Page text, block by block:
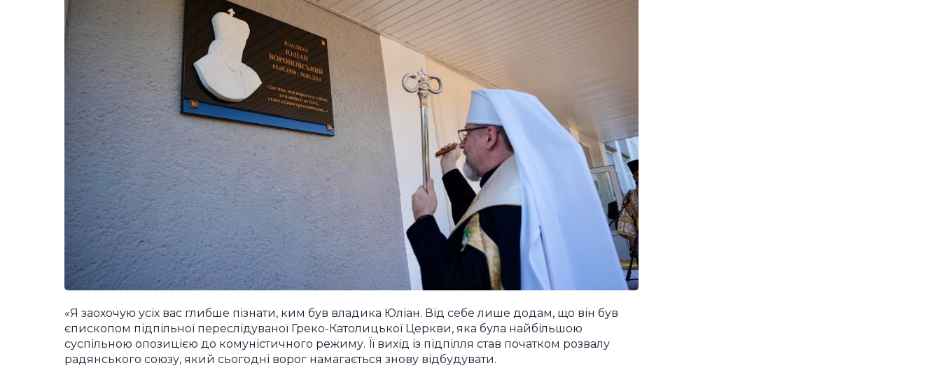
«Я заохочую усіх вас глибше пізнати, ким був владика Юліан. Від себе лише додам, що він був
єпископом підпільної переслідуваної Греко-Католицької Церкви, яка була найбільшою
суспільною опозицією до комуністичного режиму. Її вихід із підпілля став початком розвалу
радянського союзу, який сьогодні ворог намагається знову відбудувати.